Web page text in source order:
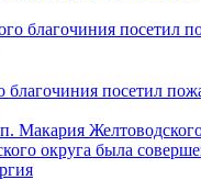
посетил